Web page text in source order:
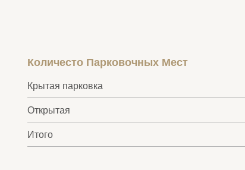
Количесто Парковочных Мест
Крытая парковка
Открытая
Итого